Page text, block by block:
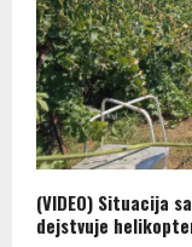
(VIDEO) Situacija
dejstvuje